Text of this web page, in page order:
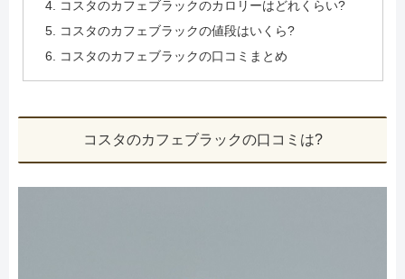
コスタのカフェブラックのカロリーはどれくらい?
コスタのカフェブラックの値段はいくら?
コスタのカフェブラックの口コミまとめ
コスタのカフェブラックの口コミは?